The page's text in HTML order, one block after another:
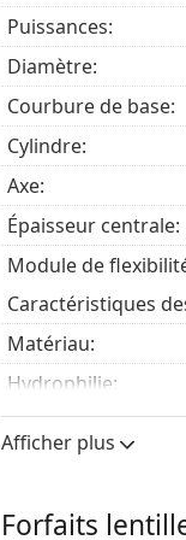
Biofinity XR Toric
recherchent une
Ceux qui ont des
Ceux qui veulent
Ceux qui
lentilles.
Ceux qui optent
Questions
Pendant
Puissances:
Diamètre:
Courbure de base:
Cylindre:
Axe:
Épaisseur centrale:
Module de
Caractéristiques
Matériau:
Hydrophilie:
Transmissibilité à
Filtre UV:
Afficher plus
Forfaits